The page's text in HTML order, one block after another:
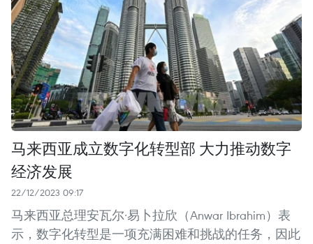
马来西亚成立数字化转型部 大力推动数字
经济发展
22/12/2023 09:17
马来西亚总理安瓦尔·易卜拉欣（Anwar Ibrahim）表
示，数字化转型是一项充满困难和挑战的任务，因此